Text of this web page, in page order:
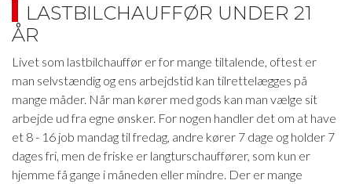
LASTBILCHAUFFØR UNDER 21
ÅR
Livet som lastbilchauffør er for mange tiltalende, oftest er
man selvstændig og ens arbejdstid kan tilrettelægges på
mange måder. Når man kører med gods kan man vælge sit
arbejde ud fra egne ønsker. For nogen handler det om at have
et 8 - 16 job mandag til fredag, andre kører 7 dage og holder 7
dages fri, men de friske er langturschauffører, som kun er
hjemme få gange i måneden eller mindre. Der er mange